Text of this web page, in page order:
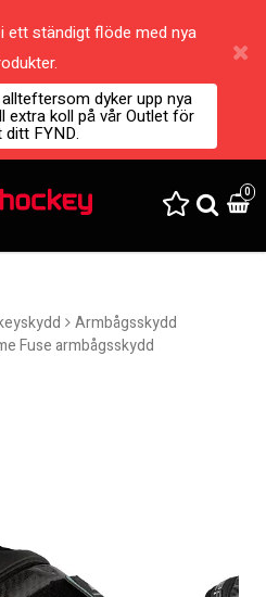
ett ständigt flöde med nya
dyker upp nya
extra koll på vår Outlet för
ditt FYND.
0
Armbågsskydd
Fuse armbågsskydd